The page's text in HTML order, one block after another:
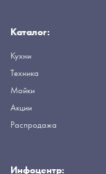
Каталог:
Кухни
Техника
Мойки
Акции
Распродажа
Инфоцентр: